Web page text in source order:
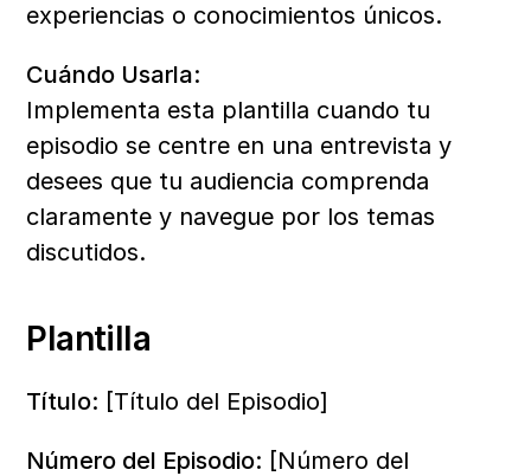
experiencias o conocimientos únicos.
Cuándo Usarla:
Implementa esta plantilla cuando tu
episodio se centre en una entrevista y
desees que tu audiencia comprenda
claramente y navegue por los temas
discutidos.
Plantilla
Título: [Título del Episodio]
Número del Episodio: [Número del